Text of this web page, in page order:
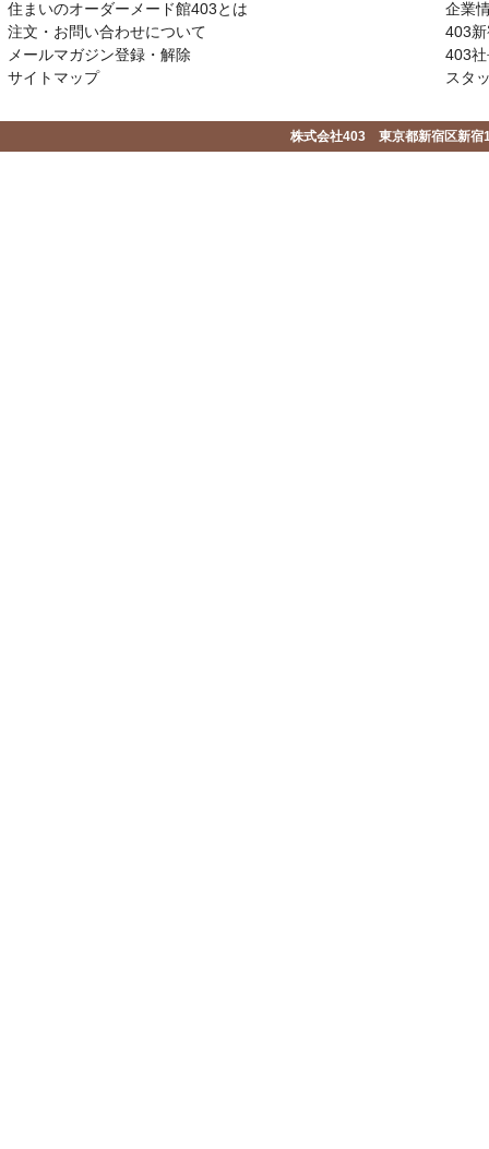
住まいのオーダーメード館403とは
注文・お問い合わせについて
メールマガジン登録・解除
サイトマップ
企業
403
403
スタ
株式会社403 東京都新宿区新